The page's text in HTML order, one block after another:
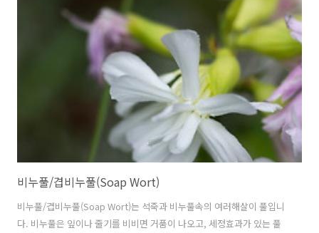
잎식물강 └ 가지목 └ 메꽃과 └ 나팔꽃속 └ 둥근잎유홍초 다른이름
둥근잎유홍초, 능조라, 둥근유홍초, 금병봉(錦屛封), 누홍초(縷紅草),
유홍초(留紅草), 취령초(翠翎草) red morning glory, redstar,
Mexican morning glory 원..
비누풀/겹비누풀(Soap Wort)
비누풀/겹비누풀(Soap Wort)는 석죽과 비누풀속의 여러해살이 풀입니
다. 비누풀은 잎이나 줄기를 비비면 거품이 나오고, 세정효과가 있는 풀